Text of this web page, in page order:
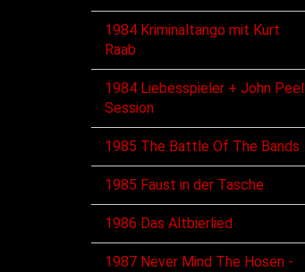
1984 Kriminaltango mit Kurt
Raab
1984 Liebesspieler + John Peel
Session
1985 The Battle Of The Bands
1985 Faust in der Tasche
1986 Das Altbierlied
1987 Never Mind The Hosen -